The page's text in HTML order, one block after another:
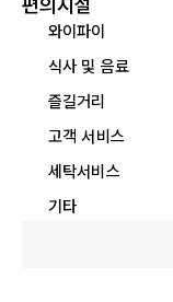
편의시설
와이파이
식사 및 음료
즐길거리
고객 서비스
세탁서비스
기타